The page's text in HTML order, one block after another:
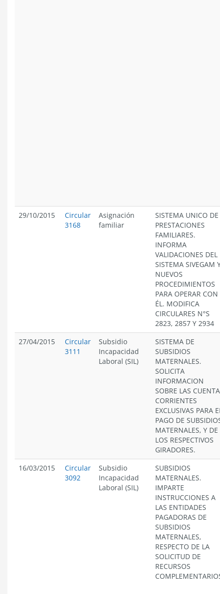
29/10/2015
Circular
3168
Asignación
familiar
SISTEMA UNICO DE
PRESTACIONES
FAMILIARES.
INFORMA
VALIDACIONES DEL
SISTEMA SIVEGAM
NUEVOS
PROCEDIMIENTOS
PARA OPERAR CON
ÉL. MODIFICA
CIRCULARES N°S
2823, 2857 Y 2934
27/04/2015
Circular
3111
Subsidio
Incapacidad
Laboral (SIL)
SISTEMA DE
SUBSIDIOS
MATERNALES.
SOLICITA
INFORMACION
SOBRE LAS
CORRIENTES
EXCLUSIVAS PARA
PAGO DE
MATERNALES, Y DE
LOS RESPECTIVOS
GIRADORES.
16/03/2015
Circular
3092
Subsidio
Incapacidad
Laboral (SIL)
SUBSIDIOS
MATERNALES.
IMPARTE
INSTRUCCIONES A
LAS ENTIDADES
PAGADORAS DE
SUBSIDIOS
MATERNALES,
RESPECTO DE LA
SOLICITUD DE
RECURSOS